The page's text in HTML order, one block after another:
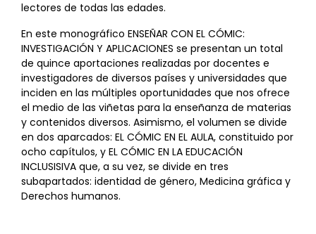
lectores de todas las edades.
En este monográfico ENSEÑAR CON EL CÓMIC:
INVESTIGACIÓN Y APLICACIONES se presentan un total
de quince aportaciones realizadas por docentes e
investigadores de diversos países y universidades que
inciden en las múltiples oportunidades que nos ofrece
el medio de las viñetas para la enseñanza de materias
y contenidos diversos. Asimismo, el volumen se divide
en dos aparcados: EL CÓMIC EN EL AULA, constituido por
ocho capítulos, y EL CÓMIC EN LA EDUCACIÓN
INCLUSISIVA que, a su vez, se divide en tres
subapartados: identidad de género, Medicina gráfica y
Derechos humanos.